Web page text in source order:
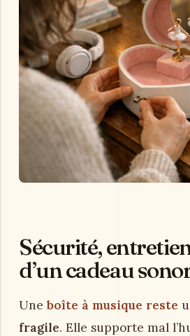
Sécurité,
d’un cadeau
Uneboîte à musique reste
fragile. Elle supporte mal